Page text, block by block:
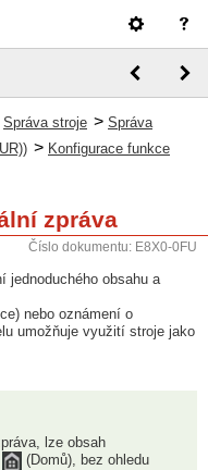
Správa stroje > Správa
> Konfigurace funkce
zpráva
Číslo dokumentu: E8X0-0FU
jednoduchého obsahu a
nebo oznámení o
umožňuje využití stroje jako
lze obsah
(Domů), bez ohledu